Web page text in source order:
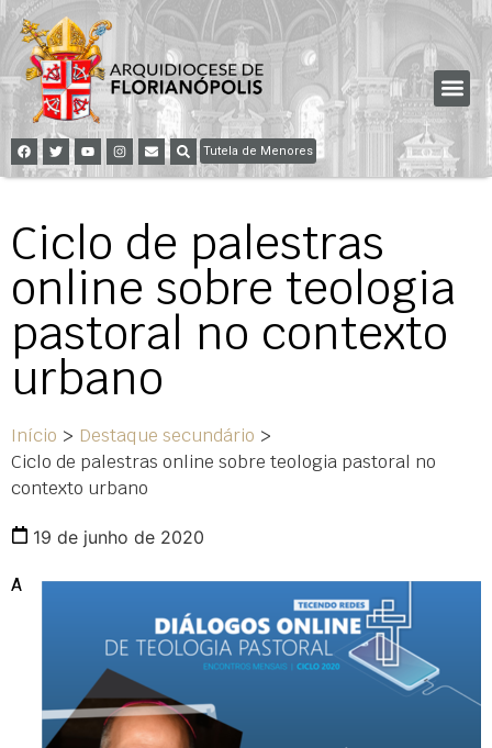
Tutela de Menores
Ciclo de palestras
online sobre teologia
pastoral no contexto
urbano
Início > Destaque secundário >
Ciclo de palestras online sobre teologia pastoral no
contexto urbano
19 de junho de 2020
A